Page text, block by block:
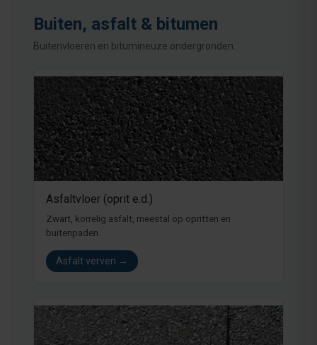
Buiten, asfalt & bitumen
Buitenvloeren en bitumineuze ondergronden.
Asfaltvloer (oprit e.d.)
Zwart, korrelig asfalt, meestal op opritten en
buitenpaden.
Asfalt verven →